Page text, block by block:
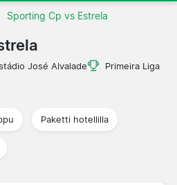
Sporting Cp vs Estrela
José Alvalade
Primeira Liga
Paketti hotellilla